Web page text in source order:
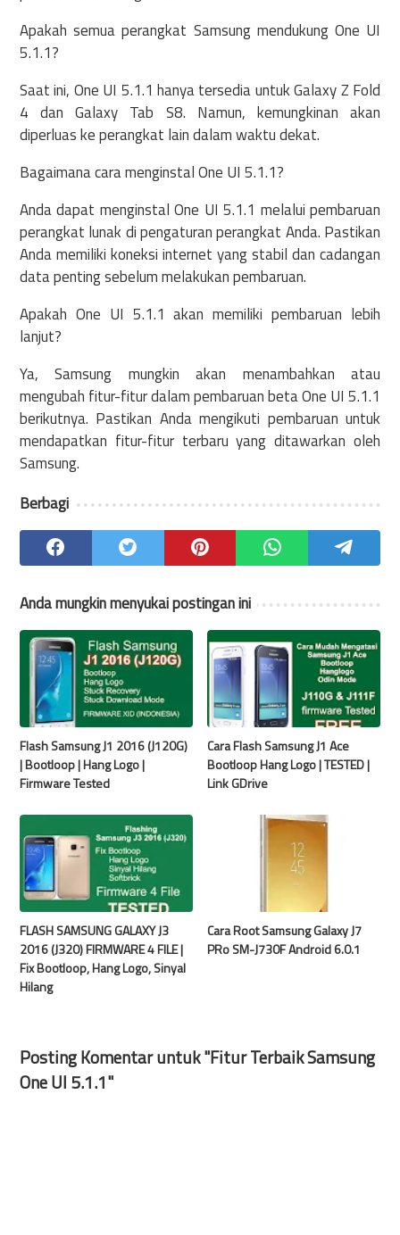
Apakah semua perangkat Samsung mendukung One UI
5.1.1?
Saat ini, One UI 5.1.1 hanya tersedia untuk Galaxy Z Fold
4 dan Galaxy Tab S8. Namun, kemungkinan akan
diperluas ke perangkat lain dalam waktu dekat.
Bagaimana cara menginstal One UI 5.1.1?
Anda dapat menginstal One UI 5.1.1 melalui pembaruan
perangkat lunak di pengaturan perangkat Anda. Pastikan
Anda memiliki koneksi internet yang stabil dan cadangan
data penting sebelum melakukan pembaruan.
Apakah One UI 5.1.1 akan memiliki pembaruan lebih
lanjut?
Ya, Samsung mungkin akan menambahkan atau
mengubah fitur-fitur dalam pembaruan beta One UI 5.1.1
berikutnya. Pastikan Anda mengikuti pembaruan untuk
mendapatkan fitur-fitur terbaru yang ditawarkan oleh
Samsung.
Berbagi
Anda mungkin menyukai postingan ini
Flash Samsung J1 2016 (J120G)
| Bootloop | Hang Logo |
Firmware Tested
Cara Flash Samsung J1 Ace
Bootloop Hang Logo | TESTED |
Link GDrive
FLASH SAMSUNG GALAXY J3
2016 (J320) FIRMWARE 4 FILE |
Fix Bootloop, Hang Logo, Sinyal
Hilang
Cara Root Samsung Galaxy J7
PRo SM-J730F Android 6.0.1
Posting Komentar untuk "Fitur Terbaik Samsung
One UI 5.1.1"